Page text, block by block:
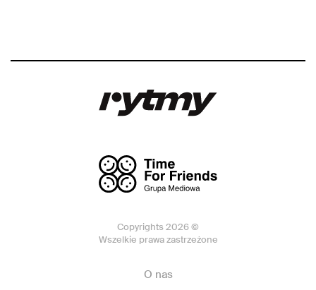
Copyrights 2026 ©
Wszelkie prawa zastrzeżone
O nas